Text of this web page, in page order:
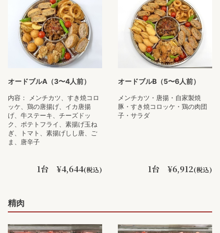
オードブルA（3〜4人前）
内容： メンチカツ、すき焼コロ
ッケ、鶏の唐揚げ、イカ唐揚
げ、牛ステーキ、チーズドッ
ク、ポテトフライ、素揚げ玉ね
ぎ、トマト、素揚げしし唐、ご
ま、唐辛子
1台 ¥4,644(税込)
オードブルB（5〜6人前）
メンチカツ・唐揚・自家製焼
豚・すき焼コロッケ・鶏の肉団
子・サラダ
1台 ¥6,912(税込)
精肉